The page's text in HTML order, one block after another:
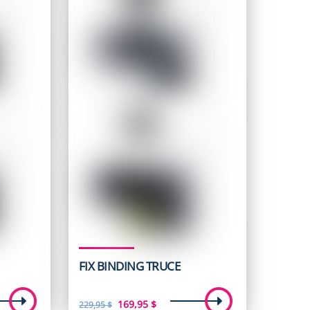
FIX BINDING TRUCE
229,95$ Le
169,95 $Le